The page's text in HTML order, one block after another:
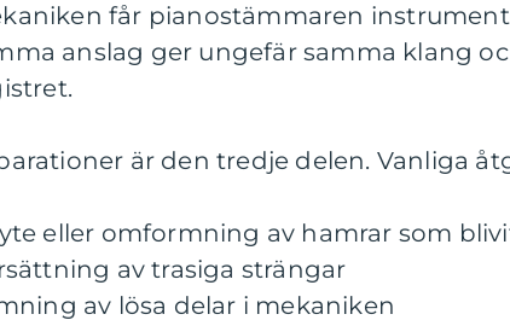
får pianostämmaren
anslag ger ungefär samma klang
är den tredje delen. Vanliga
eller omformning av hamrar som
av trasiga strängar
av lösa delar i mekaniken